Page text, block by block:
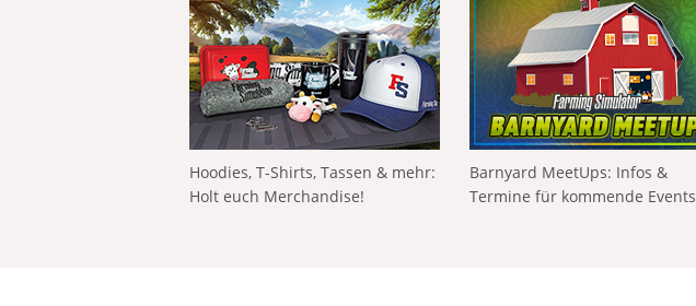
Hoodies, T-Shirts, Tassen & mehr:
Holt euch Merchandise!
Barnyard MeetUps: Infos &
Termine für kommende Events